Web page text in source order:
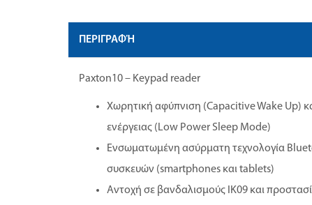
ΠΕΡΙΓΡΑΦΉ
Paxton10 – Keypad reader
Χωρητική αφύπνιση (Capacitive Wake Up)
ενέργειας (Low Power Sleep Mode)
Ενσωματωμένη ασύρματη τεχνολογία
συσκευών (smartphones και tablets)
Αντοχή σε βανδαλισμούς IK09 και